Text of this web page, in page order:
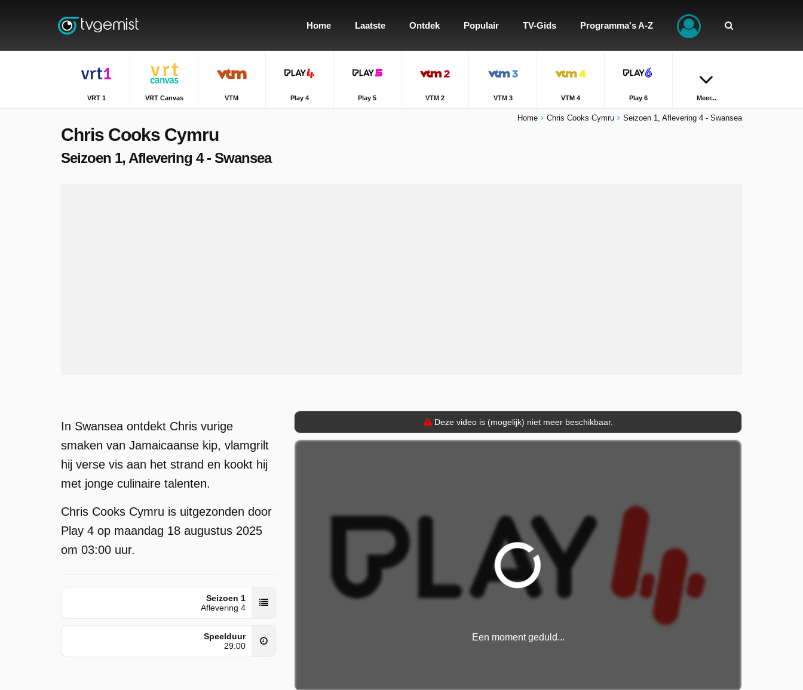
Home Laatste Ontdek Populair TV-Gids Programma's A-Z
VRT 1 VRT Canvas VTM Play 4 Play 5 VTM 2 VTM 3 VTM 4 Play 6 Meer...
Home Chris Cooks Cymru Seizoen 1, Aflevering 4 - Swansea
Chris Cooks Cymru
Seizoen 1, Aflevering 4 - Swansea
In Swansea ontdekt Chris vurige
smaken van Jamaicaanse kip, vlamgrilt
hij verse vis aan het strand en kookt hij
met jonge culinaire talenten.
Chris Cooks Cymru is uitgezonden door
Play 4 op maandag 18 augustus 2025
om 03:00 uur.
Seizoen 1
Aflevering 4
Speelduur
29:00
Deze video is (mogelijk) niet meer beschikbaar.
Een moment geduld...